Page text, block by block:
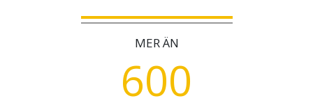
MER ÄN
600